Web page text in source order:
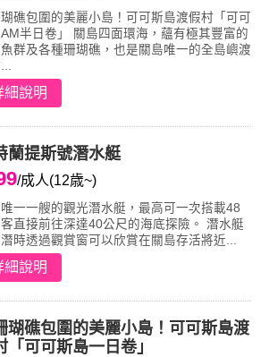
礁包圍的美麗小島！可可斯島渡假村「可可
半日卷」 關島四面環海，蘊有極其豐富的
群及各種珊瑚礁，也是關島唯一的全島嶼渡
細說明
蘭提斯號潛水艇
/成人(12歳~)
唯一一艘的觀光潛水艇，最高可一次搭載48
直接前往深達40公尺的海底探險。 潛水艇
時透過觀賞窗可以欣賞在關島存活將近...
細說明
瑚礁包圍的美麗小島！可可斯島渡
「可可斯島一日卷」